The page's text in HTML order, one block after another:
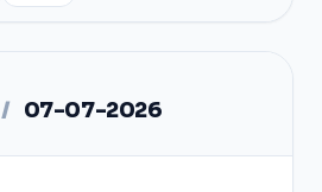
/ 07-07-2026